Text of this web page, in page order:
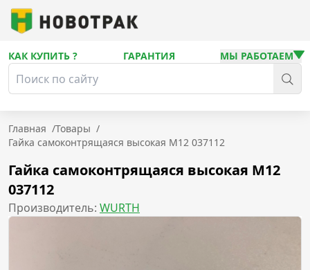
КАК КУПИТЬ ? ГАРАНТИЯ МЫ РАБОТАЕМ
Главная /Товары /
Гайка самоконтрящаяся высокая М12 037112
Гайка самоконтрящаяся высокая М12
037112
Производитель: WURTH